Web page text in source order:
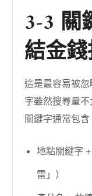
3-3 關
結金
這是最容易被
字雖然搜尋量
關鍵字通常包含
地點關鍵字
雷」）